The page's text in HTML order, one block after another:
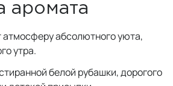
аромата
абсолютного уюта,
утра.
белой рубашки, дорогого